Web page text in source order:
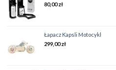
80,00zł
Łapacz Kapsli Motocykl
299,00zł